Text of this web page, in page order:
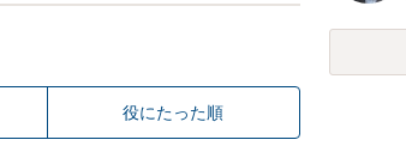
役にたった順